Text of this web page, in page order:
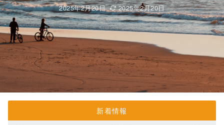
2025年2月20日 2025年2月20日
新着情報